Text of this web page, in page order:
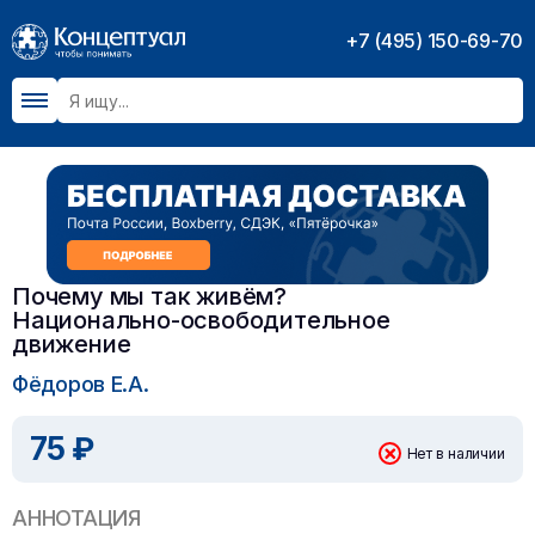
+7 (495) 150-69-70
Почему мы так живём?
Национально-освободительное
движение
Фёдоров Е.А.
75 ₽ Нет в наличии
АННОТАЦИЯ